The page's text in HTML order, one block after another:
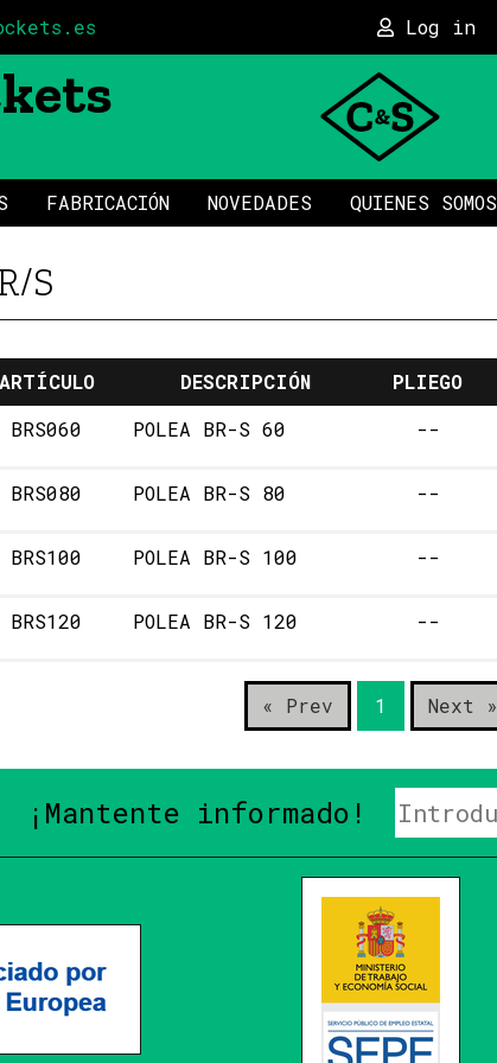
Log in
FABRICACIÓN NOVEDADES QUIENES SOMOS
S
ARTÍCULO DESCRIPCIÓN PLIEGO
BRS060 POLEA BR-S 60 --
BRS080 POLEA BR-S 80 --
BRS100 POLEA BR-S 100 --
BRS120 POLEA BR-S 120 --
« Prev 1 Next »
¡Mantente informado!